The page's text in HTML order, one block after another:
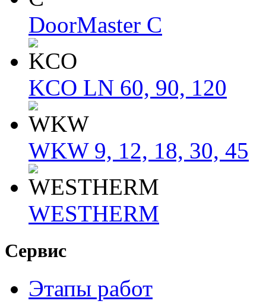
DoorMaster C
KCO LN 60, 90, 120
WKW 9, 12, 18, 30, 45
WESTHERM
Сервис
Этапы работ